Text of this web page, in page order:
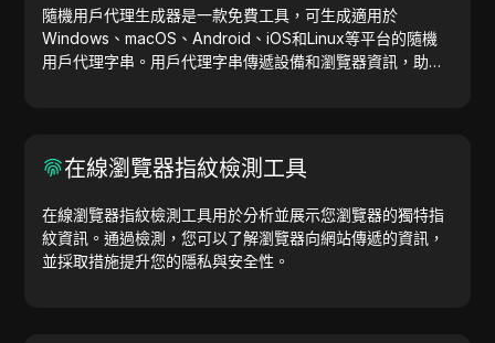
隨機用戶代理生成器是一款免費工具，可生成適用於
Windows、macOS、Android、iOS和Linux等平台的隨機
用戶代理字串。用戶代理字串傳遞設備和瀏覽器資訊，助力
在線瀏覽器指紋檢測工具
在線瀏覽器指紋檢測工具用於分析並展示您瀏覽器的獨特指
紋資訊。通過檢測，您可以了解瀏覽器向網站傳遞的資訊，
並採取措施提升您的隱私與安全性。